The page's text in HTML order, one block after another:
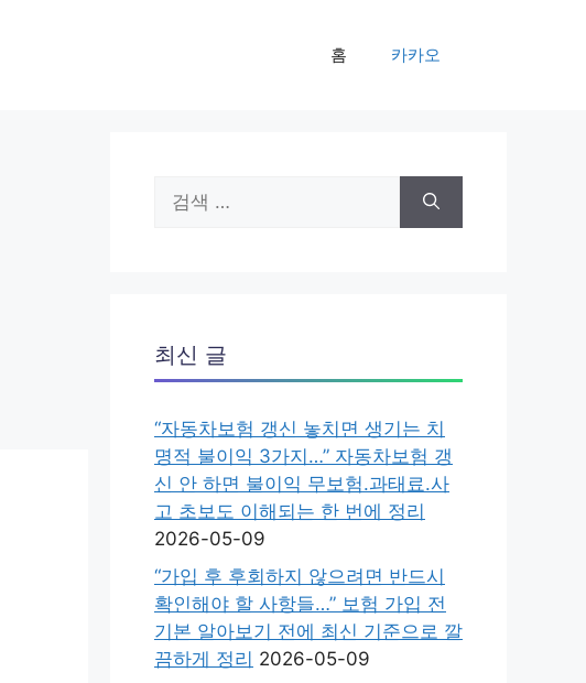
홈 카카오
색:
최신 글
“자동차보험 갱신 놓치면 생기는 치
명적 불이익 3가지…” 자동차보험 갱
신 안 하면 불이익 무보험.과태료.사
고 초보도 이해되는 한 번에 정리
2026-05-09
“가입 후 후회하지 않으려면 반드시
확인해야 할 사항들…” 보험 가입 전
기본 알아보기 전에 최신 기준으로 깔
끔하게 정리 2026-05-09